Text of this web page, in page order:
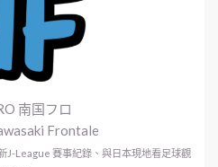
南国フロ
Frontale
J-League 賽事紀錄、與日本現地看足球觀